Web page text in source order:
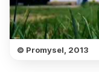
© Promysel, 2013